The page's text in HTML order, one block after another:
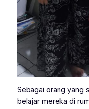
Sebagai orang yang
belajar mereka di